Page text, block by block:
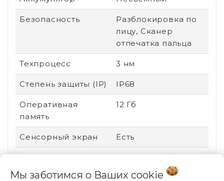
Безопасность
Разблокировка по
лицу, Сканер
отпечатка пальца
Техпроцесс 3 нм
Степень защиты (IP) IP68
Оперативная
память
12 Гб
Сенсорный экран Есть
Стандарт связи
2G (GSM), 3G (UMTS),
4G (LTE), 5G
Мы заботимся о Ваших cookie